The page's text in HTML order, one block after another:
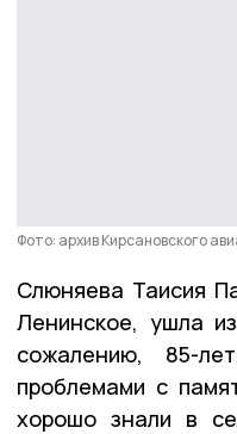
Фото: архив Кирсановского
Слюняева Таисия
Ленинское, ушла
сожалению, 85-
проблемами с
хорошо знали в